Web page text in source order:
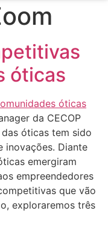
óticas
da CECOP
óticas tem sido
inovações. Diante
emergiram
empreendedores
que vão
exploraremos três